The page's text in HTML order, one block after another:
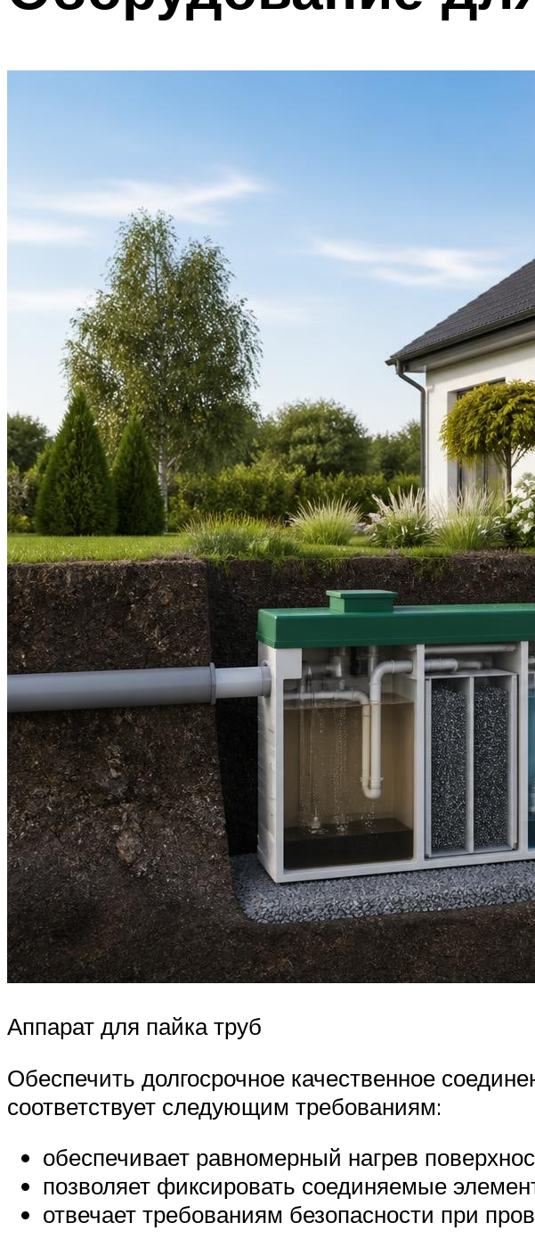
Аппарат для пайка труб
Обеспечить долгосрочное качественное
соответствует следующим требованиям:
обеспечивает равномерный нагрев
позволяет фиксировать соединяемые
отвечает требованиям безопасности при